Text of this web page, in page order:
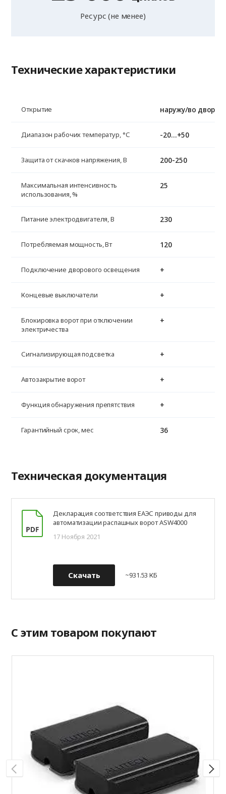
Ресурс (не менее)
Технические характеристики
Открытие наружу/во двор
Диапазон рабочих температур, °С -20...+50
Защита от скачков напряжения, В 200-250
Максимальная интенсивность
использования, %
25
Питание электродвигателя, В 230
Потребляемая мощность, Вт 120
Подключение дворового освещения +
Концевые выключатели +
Блокировка ворот при отключении
электричества
+
Сигнализирующая подсветка +
Автозакрытие ворот +
Функция обнаружения препятствия +
Гарантийный срок, мес 36
Техническая документация
Декларация соответствия ЕАЭС приводы для
автоматизации распашных ворот ASW4000
17 Ноября 2021
Скачать ~931.53 КБ
С этим товаром покупают